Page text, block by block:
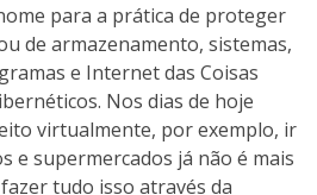
para a prática de proteger
de armazenamento, sistemas,
e Internet das Coisas
Nos dias de hoje
virtualmente, por exemplo, ir
e supermercados já não é mais
tudo isso através da